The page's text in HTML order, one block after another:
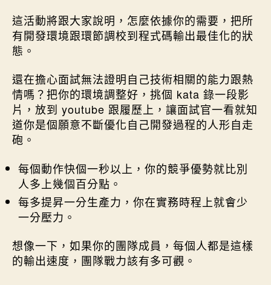
這活動將跟大家說明，怎麼依據你的需要，把所
有開發環境跟環節調校到程式碼輸出最佳化的狀
態。
還在擔心面試無法證明自己技術相關的能力跟熱
情嗎？把你的環境調整好，挑個 kata 錄一段影
片，放到 youtube 跟履歷上，讓面試官一看就知
道你是個願意不斷優化自己開發過程的人形自走
砲。
每個動作快個一秒以上，你的競爭優勢就比別
人多上幾個百分點。
每多提昇一分生產力，你在實務時程上就會少
一分壓力。
想像一下，如果你的團隊成員，每個人都是這樣
的輸出速度，團隊戰力該有多可觀。